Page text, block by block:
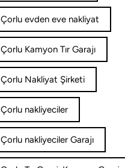
Çorlu evden eve nakliyat
Çorlu Kamyon Tır Garajı
Çorlu Nakliyat Şirketi
Çorlu nakliyeciler
Çorlu nakliyeciler Garajı